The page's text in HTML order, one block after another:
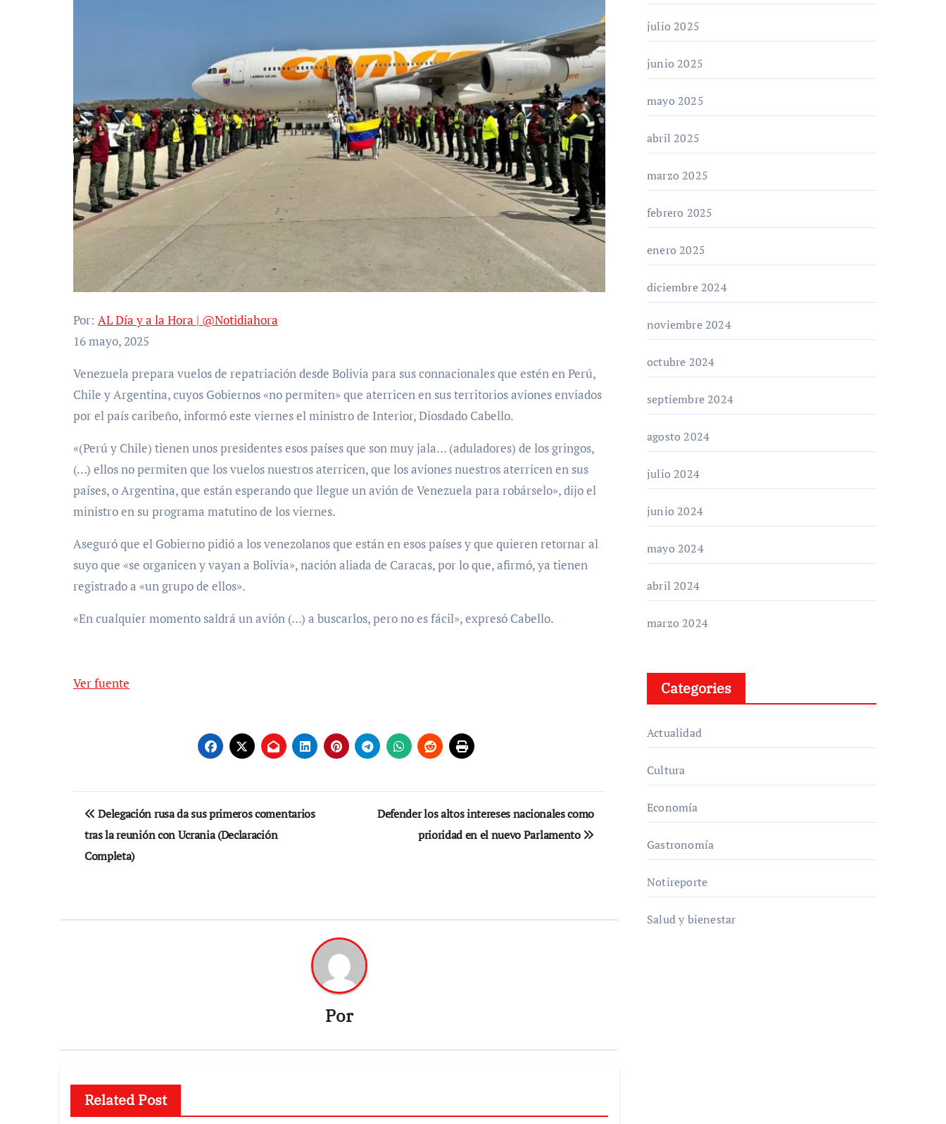
Por: AL Día y a la Hora | @Notidiahora
16 mayo, 2025
Venezuela prepara vuelos de repatriación desde Bolivia para sus connacionales que estén en Perú,
Chile y Argentina, cuyos Gobiernos «no permiten» que aterricen en sus territorios aviones enviados
por el país caribeño, informó este viernes el ministro de Interior, Diosdado Cabello.
«(Perú y Chile) tienen unos presidentes esos países que son muy jala… (aduladores) de los gringos,
(…) ellos no permiten que los vuelos nuestros aterricen, que los aviones nuestros aterricen en sus
países, o Argentina, que están esperando que llegue un avión de Venezuela para robárselo», dijo el
ministro en su programa matutino de los viernes.
Aseguró que el Gobierno pidió a los venezolanos que están en esos países y que quieren retornar al
suyo que «se organicen y vayan a Bolivia», nación aliada de Caracas, por lo que, afirmó, ya tienen
registrado a «un grupo de ellos».
«En cualquier momento saldrá un avión (…) a buscarlos, pero no es fácil», expresó Cabello.
Ver fuente
Navegación
de
entradas
Delegación rusa da sus primeros comentarios
tras la reunión con Ucrania (Declaración
Completa)
Defender los altos intereses nacionales como
prioridad en el nuevo Parlamento
Por
Related Post
julio 2025
junio 2025
mayo 2025
abril 2025
marzo 2025
febrero 2025
enero 2025
diciembre 2024
noviembre 2024
octubre 2024
septiembre 2024
agosto 2024
julio 2024
junio 2024
mayo 2024
abril 2024
marzo 2024
Categories
Actualidad
Cultura
Economía
Gastronomía
Notireporte
Salud y bienestar